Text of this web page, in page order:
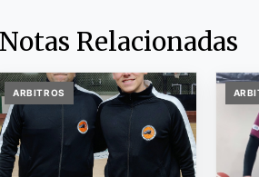
Notas Relacionadas
ARBITROS